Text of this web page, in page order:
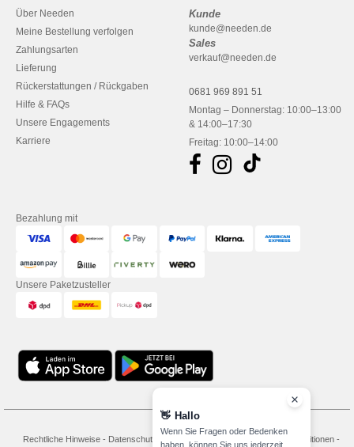
Über Needen
Meine Bestellung verfolgen
Zahlungsarten
Lieferung
Rückerstattungen / Rückgaben
Hilfe & FAQs
Unsere Engagements
Karriere
Kunde
kunde@needen.de
Sales
verkauf@needen.de
0681 969 891 51
Montag – Donnerstag: 10:00–13:00
& 14:00–17:30
Freitag: 10:00–14:00
Bezahlung mit
Unsere Paketzusteller
Rechtliche Hinweise- Datenschutzbestimmungen - Bedingungen und Konditionen-
👋 Hallo
Wenn Sie Fragen oder Bedenken
haben, können Sie uns jederzeit